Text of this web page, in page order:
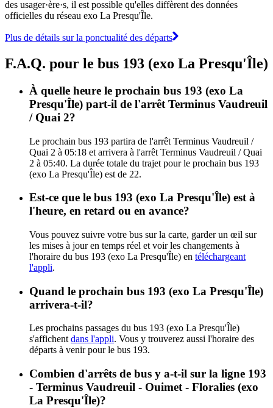
des usager·ère·s, il est possible qu'elles diffèrent des données
officielles du réseau exo La Presqu'Île.
Plus de détails sur la ponctualité des départs
F.A.Q. pour le bus 193 (exo La Presqu'Île)
À quelle heure le prochain bus 193 (exo La
Presqu'Île) part-il de l'arrêt Terminus Vaudreuil
/ Quai 2?
Le prochain bus 193 partira de l'arrêt Terminus Vaudreuil /
Quai 2 à 05:18 et arrivera à l'arrêt Terminus Vaudreuil / Quai
2 à 05:40. La durée totale du trajet pour le prochain bus 193
(exo La Presqu'Île) est de 22.
Est-ce que le bus 193 (exo La Presqu'Île) est à
l'heure, en retard ou en avance?
Vous pouvez suivre votre bus sur la carte, garder un œil sur
les mises à jour en temps réel et voir les changements à
l'horaire du bus 193 (exo La Presqu'Île) en téléchargeant
l'appli.
Quand le prochain bus 193 (exo La Presqu'Île)
arrivera-t-il?
Les prochains passages du bus 193 (exo La Presqu'Île)
s'affichent dans l'appli. Vous y trouverez aussi l'horaire des
départs à venir pour le bus 193.
Combien d'arrêts de bus y a-t-il sur la ligne 193
- Terminus Vaudreuil - Ouimet - Floralies (exo
La Presqu'Île)?